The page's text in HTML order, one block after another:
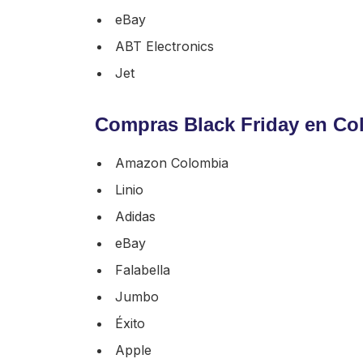
eBay
ABT Electronics
Jet
Compras Black Friday en
Amazon Colombia
Linio
Adidas
eBay
Falabella
Jumbo
Éxito
Apple